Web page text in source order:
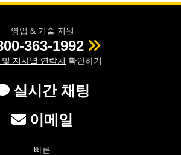
영업 & 기술 지원
363-1992
및 지사별 연락처 확인하기
실시간 채팅
이메일
빠른